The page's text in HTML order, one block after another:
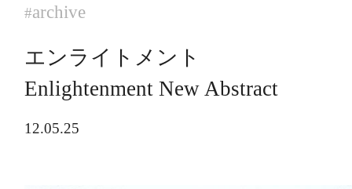
#archive
エンライトメント
Enlightenment New Abstract
12.05.25